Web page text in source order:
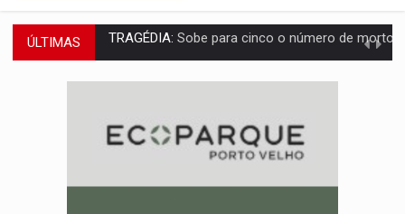
ÚLTIMAS TRANSPORTE DE ARROZ:MPF assegura cumprimento da legislação sobre transporte
DEEPFAKE:Sancionada lei contra violência sexual infantil na
URGENTE: Colisão entre caminhão e carro deixa quatro mortos e um em
ENCONTRO:Amazônia Negra ganha projeção nacional com participação de